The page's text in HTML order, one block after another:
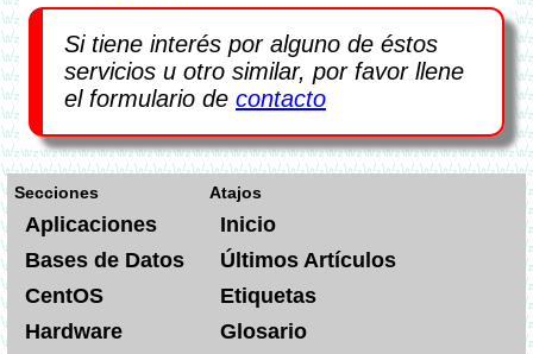
Si tiene interés por alguno de éstos
servicios u otro similar, por favor llene
el formulario de contacto
Secciones
Aplicaciones
Bases de Datos
CentOS
Hardware
Atajos
Inicio
Últimos Artículos
Etiquetas
Glosario